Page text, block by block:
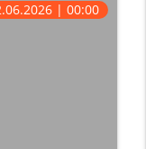
| 00:00